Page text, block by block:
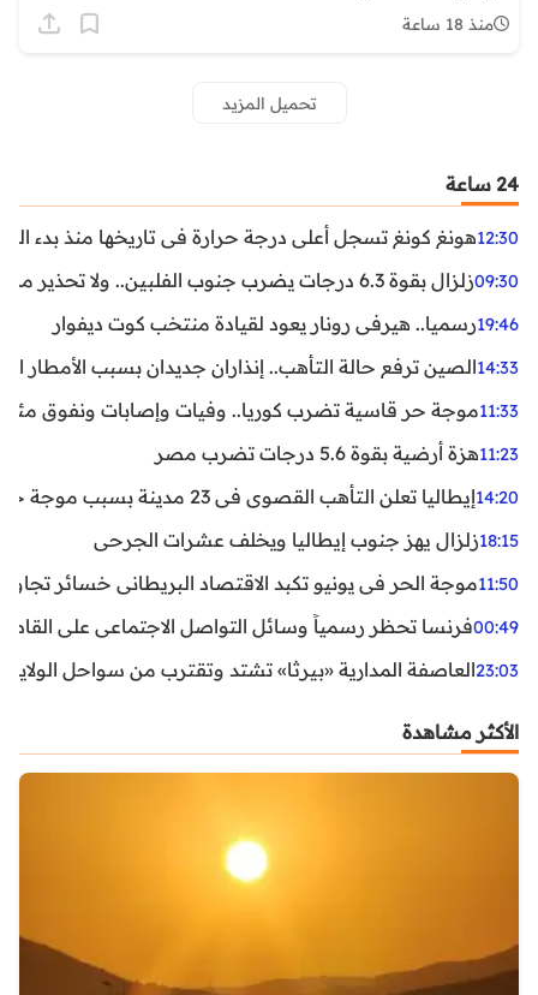
منذ 18 ساعة
تحميل المزيد
24 ساعة
12:30هونغ كونغ تسجل أعلى درجة حرارة في تاريخها منذ بدء
09:30زلزال بقوة 6.3 درجات يضرب جنوب الفلبين.. ولا تحذير من تسونامي حتى الآن
19:46رسميا.. هيرفي رونار يعود لقيادة منتخب كوت ديفوار
14:33الصين ترفع حالة التأهب.. إنذاران جديدان بسبب الأمطار
11:33موجة حر قاسية تضرب كوريا.. وفيات وإصابات ونفوق مئات
11:23هزة أرضية بقوة 5.6 درجات تضرب مصر
14:20إيطاليا تعلن التأهب القصوى في 23 مدينة بسبب موجة حر شديدة
18:15زلزال يهز جنوب إيطاليا ويخلف عشرات الجرحى
11:50موجة الحر في يونيو تكبد الاقتصاد البريطاني خسائر تجاوزت 1.5 مليار
00:49فرنسا تحظر رسمياً وسائل التواصل الاجتماعي على القاصرين
23:03العاصفة المدارية «بيرثا» تشتد وتقترب من سواحل
الأكثر مشاهدة